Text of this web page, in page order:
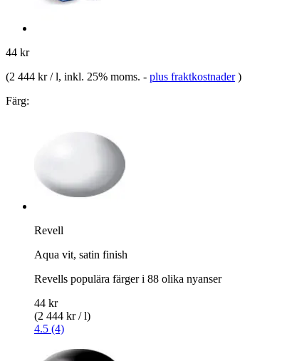
44 kr
(2 444 kr / l, inkl. 25% moms. - plus fraktkostnader )
Färg:
Revell
Aqua vit, satin finish
Revells populära färger i 88 olika nyanser
44 kr
(2 444 kr / l)
4.5 (4)